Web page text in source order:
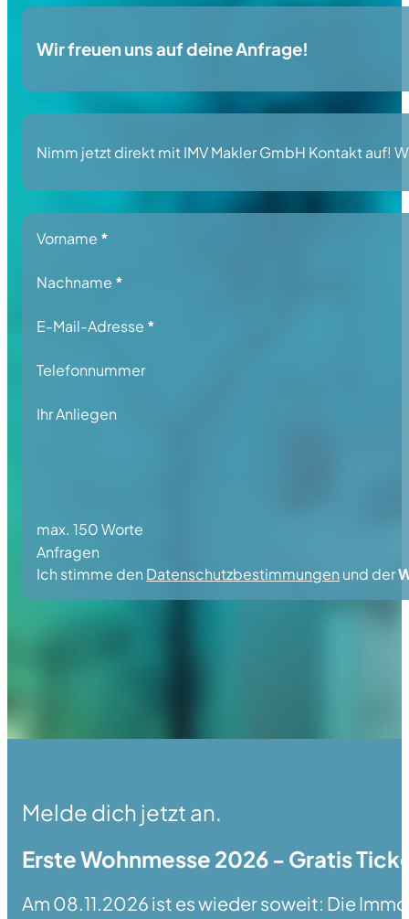
Wir freuen uns auf deine Anfrage!
Nimm jetzt direkt mit IMV Makler GmbH Kontakt auf!
Section
Vorname *
Nachname *
E-Mail-Adresse *
Telefonnummer
Ihr Anliegen
max. 150 Worte
Anfragen
Ich stimme den Datenschutzbestimmungen und der
Melde dich jetzt an.
Erste Wohnmesse 2026 - Gratis
Am 08.11.2026 ist es wieder soweit: Die